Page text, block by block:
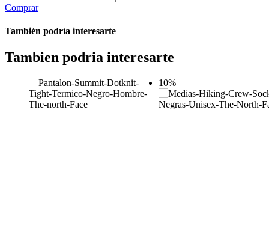
Comprar
También podría interesarte
Tambien podria interesarte
10%